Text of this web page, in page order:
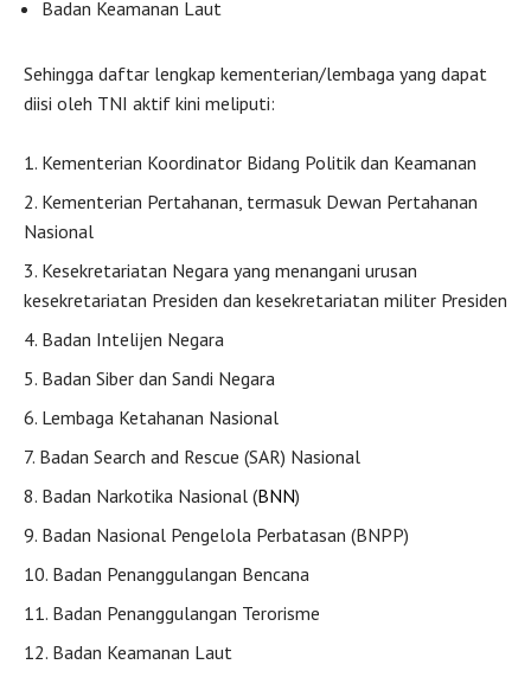
Badan Keamanan Laut
Sehingga daftar lengkap kementerian/lembaga yang dapat
diisi oleh TNI aktif kini meliputi:
Kementerian Koordinator Bidang Politik dan Keamanan
Kementerian Pertahanan, termasuk Dewan Pertahanan
Nasional
Kesekretariatan Negara yang menangani urusan
kesekretariatan Presiden dan kesekretariatan militer Presiden
Badan Intelijen Negara
Badan Siber dan Sandi Negara
Lembaga Ketahanan Nasional
Badan Search and Rescue (SAR) Nasional
Badan Narkotika Nasional (BNN)
Badan Nasional Pengelola Perbatasan (BNPP)
Badan Penanggulangan Bencana
Badan Penanggulangan Terorisme
Badan Keamanan Laut